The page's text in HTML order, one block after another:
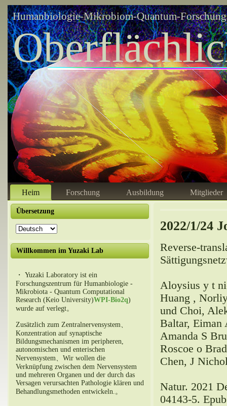
Humanbiologie-Mikrobiom-Quantum-
Heim Forschung Ausbildung Mitglieder
Übersetzung
Willkommen im Yuzaki Lab
・ Yuzaki Laboratory ist ein
Forschungszentrum für Humanbiologie -
Mikrobiota - Quantum Computational
Research (Keio University)WPI-Bio2q)
wurde auf verlegt。
Zusätzlich zum Zentralnervensystem、
Konzentration auf synaptische
Bildungsmechanismen im peripheren,
autonomischen und enterischen
Nervensystem、Wir wollen die
Verknüpfung zwischen dem Nervensystem
und mehreren Organen und der durch das
Versagen verursachten Pathologie klären und
Behandlungsmethoden entwickeln.。
2022/1/24
Reverse-
Aloysius y t
Huang ,
und Choi,
Baltar, Eiman
Amanda S
Roscoe o
Chen, J
Natur. 2021
04143-5.